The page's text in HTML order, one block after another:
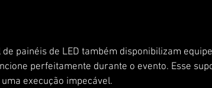
painéis de LED também disponibilizam
perfeitamente durante o evento. Esse
execução impecável.